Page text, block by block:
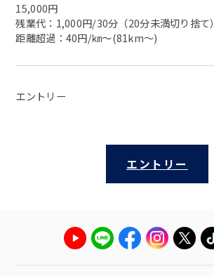
15,000円
残業代：1,000円/30分（20分未満切り捨て）
距離超過：40円/㎞～(81km～)
エントリー
エントリー